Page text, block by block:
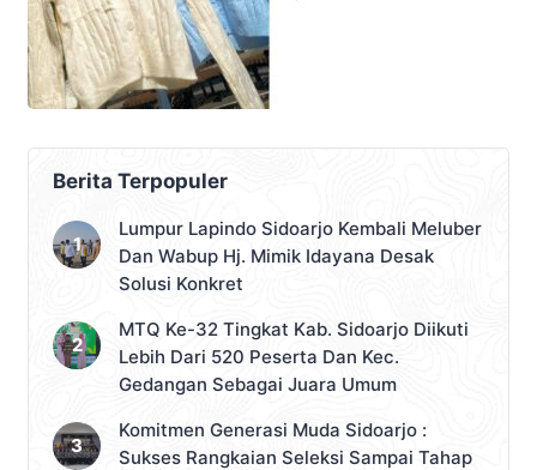
Berita Terpopuler
Lumpur Lapindo Sidoarjo Kembali Meluber
Dan Wabup Hj. Mimik Idayana Desak
Solusi Konkret
MTQ Ke-32 Tingkat Kab. Sidoarjo Diikuti
Lebih Dari 520 Peserta Dan Kec.
Gedangan Sebagai Juara Umum
Komitmen Generasi Muda Sidoarjo :
Sukses Rangkaian Seleksi Sampai Tahap